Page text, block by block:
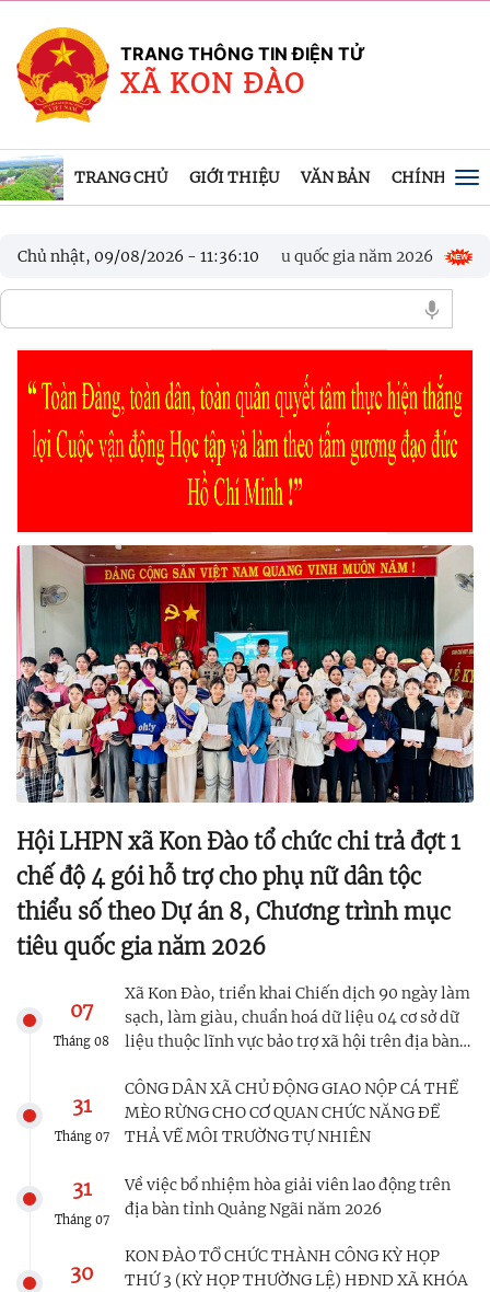
TRANG THÔNG TIN ĐIỆN TỬ
XÃ KON ĐÀO
TRANG CHỦ GIỚI THIỆU VĂN BẢN CHÍNH
Chủ nhật, 09/08/2026 - 11:36:13
trình mục tiêu quốc gia năm 2026
Xã Kon Đào,
ĐỘNG HỘI VÀ CỘNG ĐỒNG
Hội LHPN xã Kon Đào tổ chức chi trả đợt 1
chế độ 4 gói hỗ trợ cho phụ nữ dân tộc
thiểu số theo Dự án 8, Chương trình mục
tiêu quốc gia năm 2026
07
Tháng 08
Xã Kon Đào, triển khai Chiến dịch 90 ngày làm
sạch, làm giàu, chuẩn hoá dữ liệu 04 cơ sở dữ
liệu thuộc lĩnh vực bảo trợ xã hội trên địa bàn
31
Tháng07
CÔNG DÂN XÃ CHỦ ĐỘNG GIAO NỘP CÁ THỂ
MÈO RỪNG CHO CƠ QUAN CHỨC NĂNG ĐỂ
THẢ VỀ MÔI TRƯỜNG TỰ NHIÊN
31
Tháng07
Về việc bổ nhiệm hòa giải viên lao động trên
địa bàn tỉnh Quảng Ngãi năm 2026
30
KON ĐÀO TỔ CHỨC THÀNH CÔNG KỲ HỌP
THỨ 3 (KỲ HỌP THƯỜNG LỆ) HĐND XÃ KHÓA